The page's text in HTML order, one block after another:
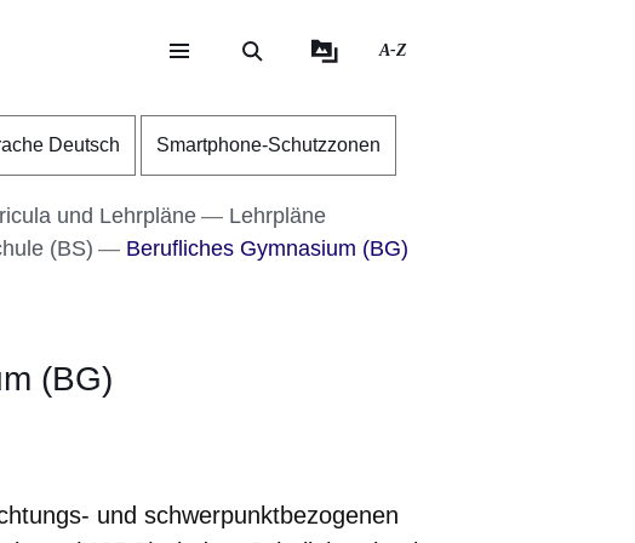
A-Z
Deutsch Smartphone-Schutzzonen
und Lehrpläne
Lehrpläne
(BS) Berufliches Gymnasium (BG)
(BG)
und schwerpunktbezogenen